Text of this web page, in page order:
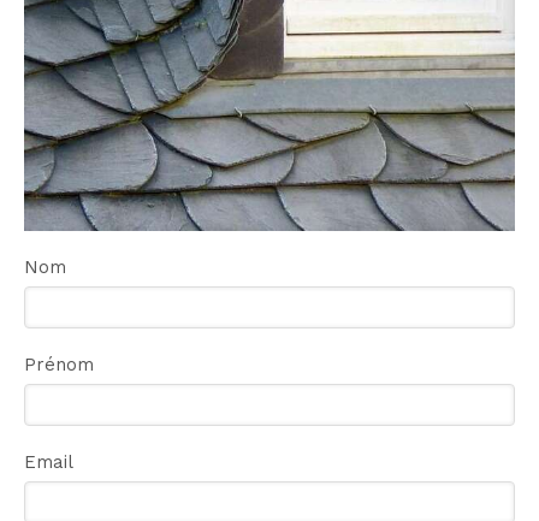
Nom
Prénom
Email